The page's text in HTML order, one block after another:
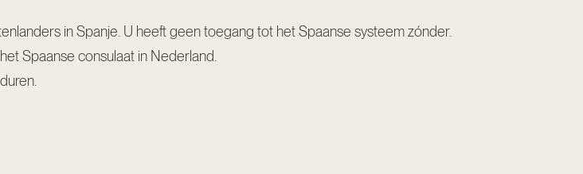
in Spanje. U heeft geen toegang tot het Spaanse systeem zónder.
Spaanse consulaat in Nederland.